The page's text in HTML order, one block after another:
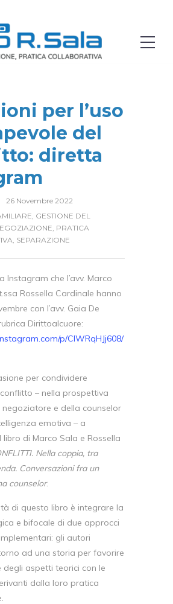
per l’uso
del
diretta
26 Novembre 2022
, GESTIONE DEL
, PRATICA
, SEPARAZIONE
Instagram che l’avv. Marco
Rossella Cardinale hanno
con l’avv. Gaia De
Dirittoalcuore:
p/ClWRqHJj608/
per condividere
– nella prospettiva
negoziatore e della counselor
emotiva – a
di Marco Sala e Rossella
Nella coppia, tra
Conversazioni fra un
counselor.
di questo libro è integrare la
e bifocale di due approcci
gli autori
ad una storia per favorire
degli aspetti teorici con le
dalla loro pratica